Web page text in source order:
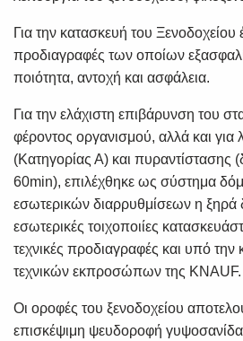
Για την κατασκευή του Ξενοδοχείου
προδιαγραφές των οποίων
ποιότητα, αντοχή και ασφάλεια.
Για την ελάχιστη επιβάρυνση του
φέροντος οργανισμού, αλλά και
(Κατηγορίας Α) και πυραντίστασης
60min), επιλέχθηκε ως σύστημα
εσωτερικών διαρρυθμίσεων η ξηρά
εσωτερικές τοιχοποιίες
τεχνικές προδιαγραφές και υπό
τεχνικών εκπροσώπων της KNAUF.
Οι οροφές του ξενοδοχείου
επισκέψιμη ψευδοροφή